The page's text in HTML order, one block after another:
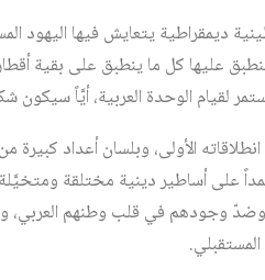
ديمقراطية يتعايش فيها اليهود
عليها كل ما ينطبق على بقية
لقيام الوحدة العربية، أيَّاً
الأولى، وبلسان أعداد
على أساطير دينية مختلقة
وجودهم في قلب وطنهم العربي،